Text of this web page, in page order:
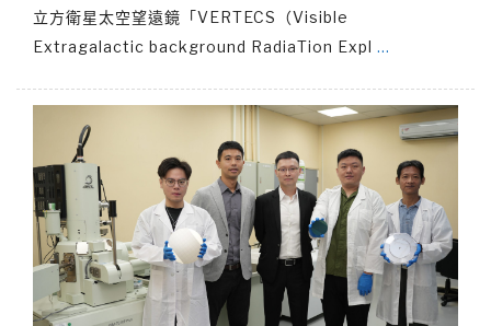
立方衛星太空望遠鏡「VERTECS（Visible
Extragalactic background RadiaTion Expl …